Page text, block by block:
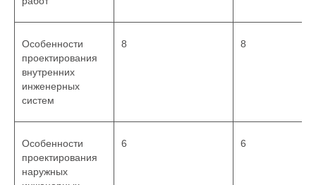
Особенности
проектирования
внутренних
инженерных
систем
8 8
Особенности
проектирования
наружных
6 6